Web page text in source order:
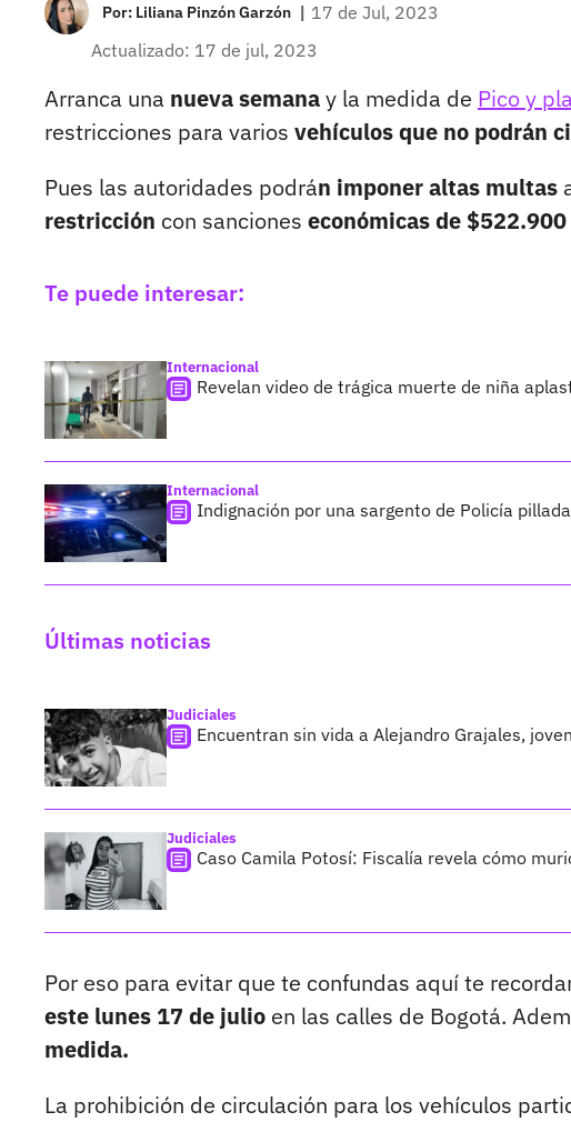
Por: Liliana Pinzón Garzón | 17 de Jul, 2023
Actualizado: 17 de jul, 2023
Arranca una nueva semanay la medida de Pico y
restricciones para varios vehículos que no podrán
Pues las autoridades podrán imponer altas multas
restricción con sanciones económicas de $522.900
Te puede interesar:
Internacional
Revelan video de trágica muerte de niña
Internacional
Indignación por una sargento de Policía
Últimas noticias
Judiciales
Encuentran sin vida a Alejandro Grajales,
Judiciales
Caso Camila Potosí: Fiscalía revela cómo
Por eso para evitar que te confundas aquí te
este lunes 17 de julio en las calles de Bogotá.
medida.
La prohibición de circulación para los vehículos